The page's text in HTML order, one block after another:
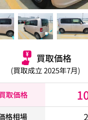
買取価格
(買取成立 2025年7月)
取価格
格相場